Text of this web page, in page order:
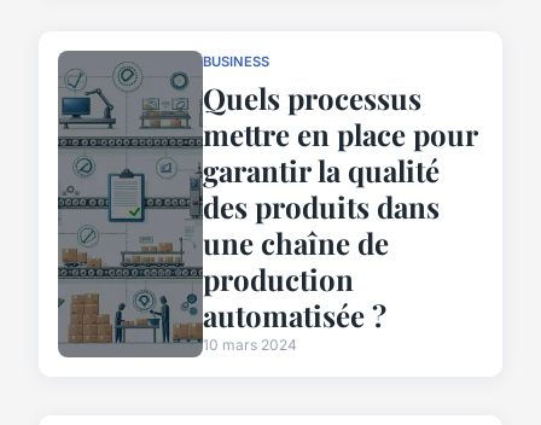
BUSINESS
Quels processus
mettre en place pour
garantir la qualité
des produits dans
une chaîne de
production
automatisée ?
10 mars 2024